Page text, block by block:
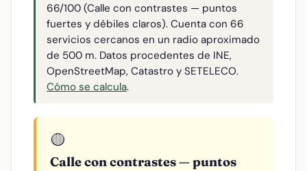
66/100 (Calle con contrastes — puntos
fuertes y débiles claros). Cuenta con 66
servicios cercanos en un radio aproximado
de 500 m. Datos procedentes de INE,
OpenStreetMap, Catastro y SETELECO.
Cómo se calcula.
🟡
Calle con contrastes — puntos